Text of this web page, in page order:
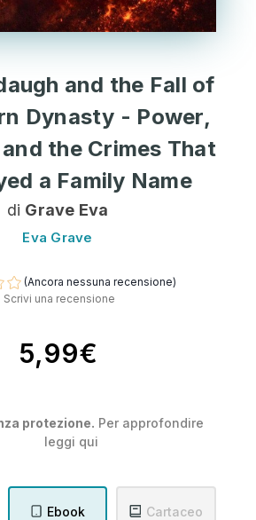
and the Fall of
Dynasty - Power,
the Crimes That
a Family Name
di Grave Eva
Eva Grave
(Ancora nessuna recensione)
Scrivi una recensione
5,99€
protezione. Per approfondire
leggi qui
Ebook
Cartaceo